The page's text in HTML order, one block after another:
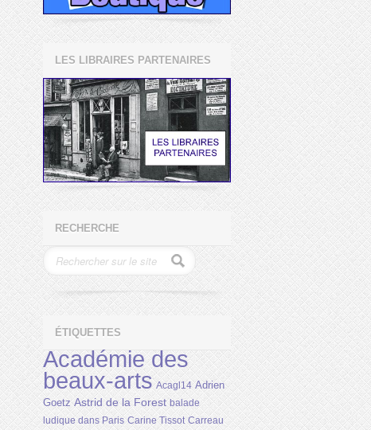
LES LIBRAIRES PARTENAIRES
RECHERCHE
ÉTIQUETTES
Académie des
beaux-arts Acagl14 Adrien
Goetz Astrid de la Forest balade
ludique dans Paris Carine Tissot Carreau